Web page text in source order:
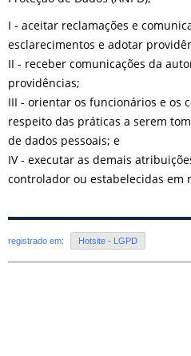
I - aceitar reclamações e
esclarecimentos e adotar
II - receber comunicações da
providências;
III - orientar os funcionários e os
respeito das práticas a serem
de dados pessoais; e
IV - executar as demais
controlador ou estabelecidas em
registrado em: Hotsite - LGPD